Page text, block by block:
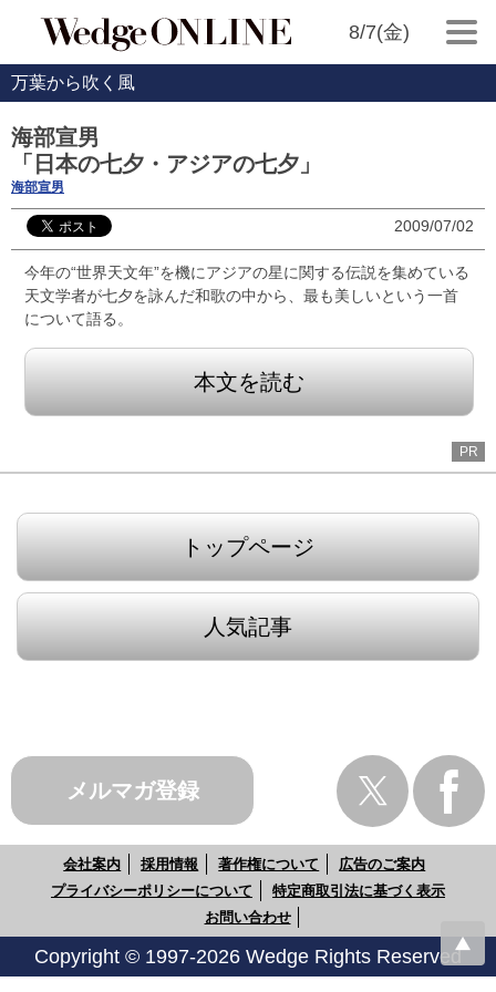
8/7(金)
万葉から吹く風
海部宣男
「日本の七夕・アジアの七夕」
海部宣男
2009/07/02
今年の“世界天文年”を機にアジアの星に関する伝説を集めている
天文学者が七夕を詠んだ和歌の中から、最も美しいという一首
について語る。
本文を読む
PR
トップページ
人気記事
メルマガ登録
会社案内 採用情報 著作権について
広告のご案内
プライバシーポリシーについて
特定商取引法に基づく表示
お問い合わせ
Copyright © 1997-2026 Wedge Rights Reserved